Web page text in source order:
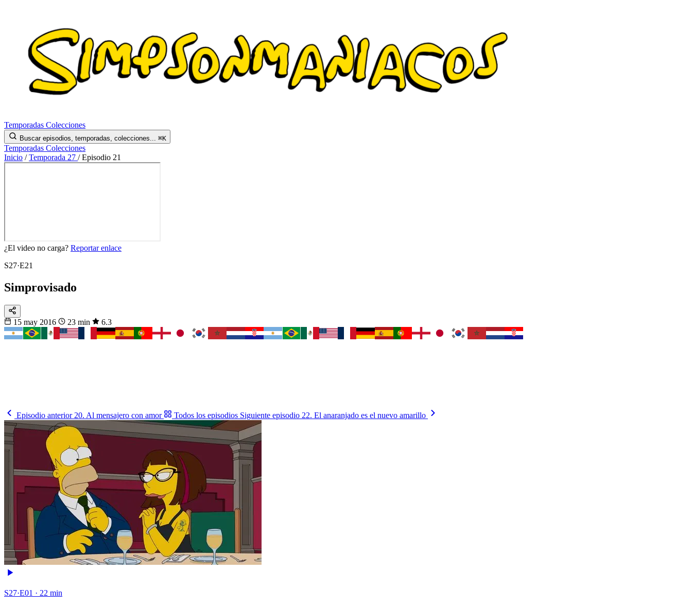
Temporadas Colecciones
Buscar episodios, temporadas, colecciones... ⌘K
Temporadas Colecciones
Inicio / Temporada 27 / Episodio 21
¿El video no carga? Reportar enlace
S27·E21
Simprovisado
15 may 2016 23 min 6.3
Episodio anterior 20. Al mensajero con amor Todos los episodios Siguiente episodio 22. El anaranjado es el nuevo amarillo
S27·E01 · 22 min